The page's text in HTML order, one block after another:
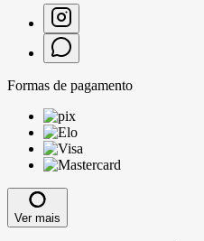
Formas de pagamento
Ver mais